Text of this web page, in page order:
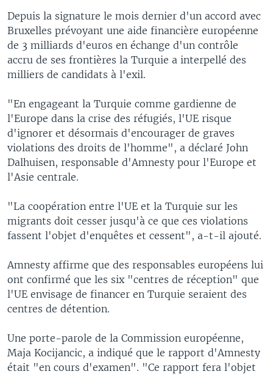
Depuis la signature le mois dernier d'un accord avec
Bruxelles prévoyant une aide financière européenne
de 3 milliards d'euros en échange d'un contrôle
accru de ses frontières la Turquie a interpellé des
milliers de candidats à l'exil.
"En engageant la Turquie comme gardienne de
l'Europe dans la crise des réfugiés, l'UE risque
d'ignorer et désormais d'encourager de graves
violations des droits de l'homme", a déclaré John
Dalhuisen, responsable d'Amnesty pour l'Europe et
l'Asie centrale.
"La coopération entre l'UE et la Turquie sur les
migrants doit cesser jusqu'à ce que ces violations
fassent l'objet d'enquêtes et cessent", a-t-il ajouté.
Amnesty affirme que des responsables européens lui
ont confirmé que les six "centres de réception" que
l'UE envisage de financer en Turquie seraient des
centres de détention.
Une porte-parole de la Commission européenne,
Maja Kocijancic, a indiqué que le rapport d'Amnesty
était "en cours d'examen". "Ce rapport fera l'objet